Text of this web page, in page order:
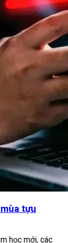
tựu
học mới, các